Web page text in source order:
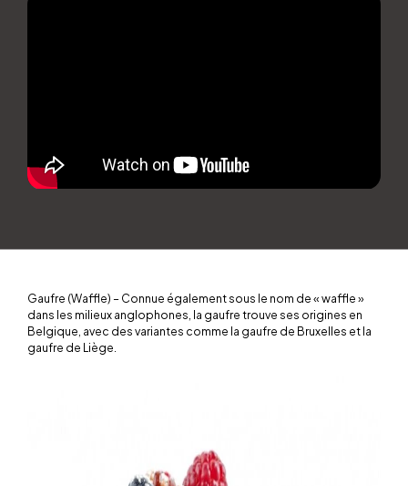
Gaufre (Waffle) – Connue également sous le nom de « waffle »
dans les milieux anglophones, la gaufre trouve ses origines en
Belgique, avec des variantes comme la gaufre de Bruxelles et la
gaufre de Liège.